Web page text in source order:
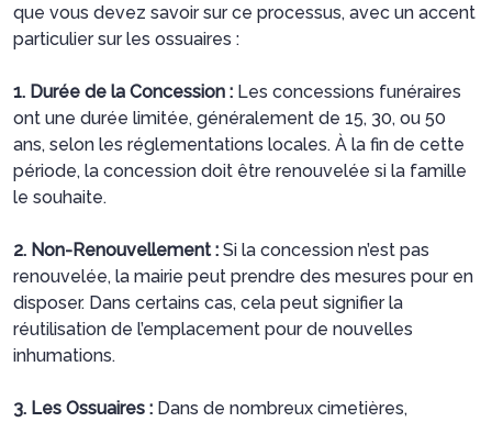
que vous devez savoir sur ce processus, avec un accent
particulier sur les ossuaires :
1. Durée de la Concession : Les concessions funéraires
ont une durée limitée, généralement de 15, 30, ou 50
ans, selon les réglementations locales. À la fin de cette
période, la concession doit être renouvelée si la famille
le souhaite.
2. Non-Renouvellement : Si la concession n’est pas
renouvelée, la mairie peut prendre des mesures pour en
disposer. Dans certains cas, cela peut signifier la
réutilisation de l’emplacement pour de nouvelles
inhumations.
3. Les Ossuaires : Dans de nombreux cimetières,